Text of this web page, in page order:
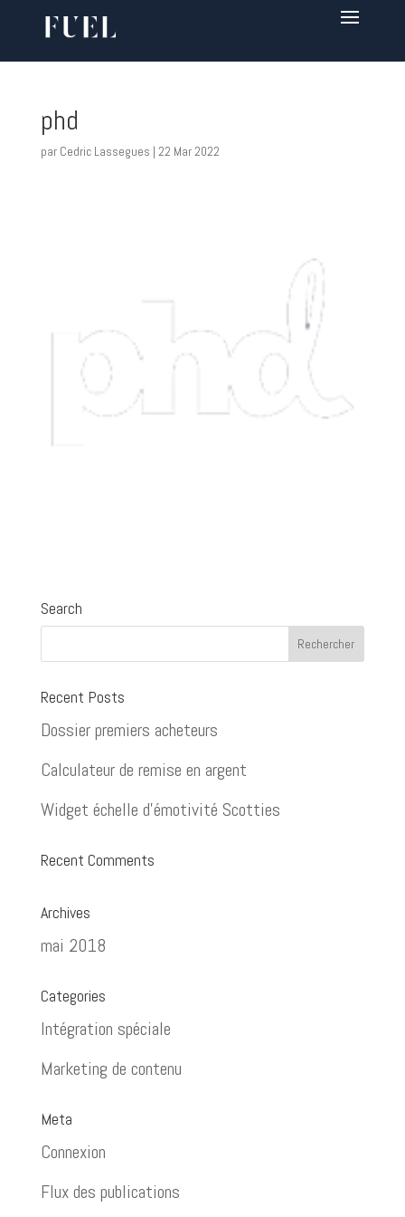
phd
par Cedric Lassegues | 22 Mar 2022
Search
Recent Posts
Dossier premiers acheteurs
Calculateur de remise en argent
Widget échelle d’émotivité Scotties
Recent Comments
Archives
mai 2018
Categories
Intégration spéciale
Marketing de contenu
Meta
Connexion
Flux des publications